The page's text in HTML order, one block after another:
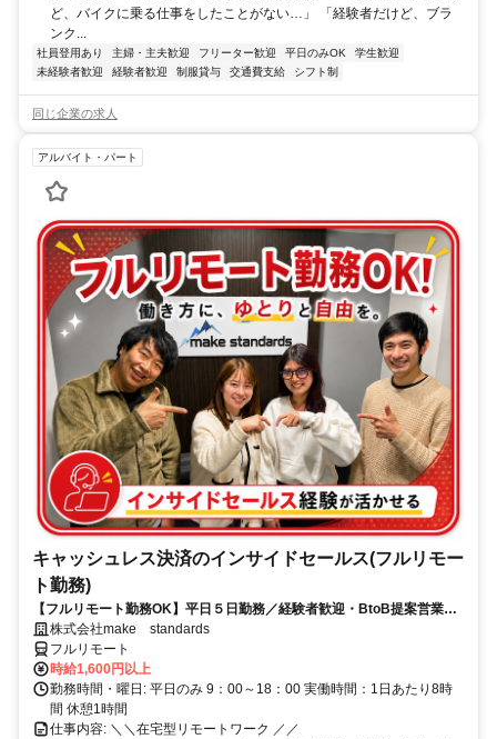
ど、バイクに乗る仕事をしたことがない…」 「経験者だけど、ブラ
ンク...
社員登用あり 主婦・主夫歓迎 フリーター歓迎 平日のみOK
学生歓迎
未経験者歓迎
経験者歓迎 制服貸与 交通費支給 シフト制
同じ企業の求人
アルバイト・パート
キャッシュレス決済のインサイドセールス(フルリモー
ト勤務)
【フルリモート勤務OK】平日５日勤務／経験者歓迎・BtoB提案営業で
スキルアップ
株式会社make standards
フルリモート
時給1,600円以上
勤務時間・曜日: 平日のみ 9：00～18：00 実働時間：1日あたり8時
間 休憩1時間
仕事内容: ＼＼在宅型リモートワーク ／／